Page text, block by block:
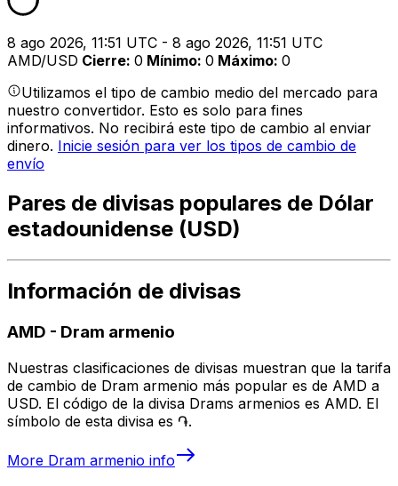
8 ago 2026, 11:51 UTC - 8 ago 2026, 11:51 UTC
AMD/USD Cierre: 0 Mínimo: 0 Máximo: 0
Utilizamos el tipo de cambio medio del mercado para
nuestro convertidor. Esto es solo para fines
informativos. No recibirá este tipo de cambio al enviar
dinero. Inicie sesión para ver los tipos de cambio de
envío
Pares de divisas populares de Dólar
estadounidense (USD)
Información de divisas
AMD - Dram armenio
Nuestras clasificaciones de divisas muestran que la tarifa
de cambio de Dram armenio más popular es de AMD a
USD. El código de la divisa Drams armenios es AMD. El
símbolo de esta divisa es ֏.
More Dram armenio info